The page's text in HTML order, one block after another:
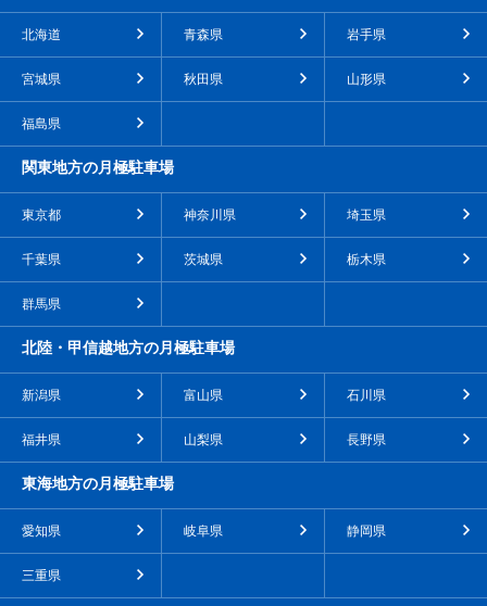
北海道 青森県 岩手県
宮城県 秋田県 山形県
福島県
関東地方の月極駐車場
東京都 神奈川県 埼玉県
千葉県 茨城県 栃木県
群馬県
北陸・甲信越地方の月極駐車場
新潟県 富山県 石川県
福井県 山梨県 長野県
東海地方の月極駐車場
愛知県 岐阜県 静岡県
三重県